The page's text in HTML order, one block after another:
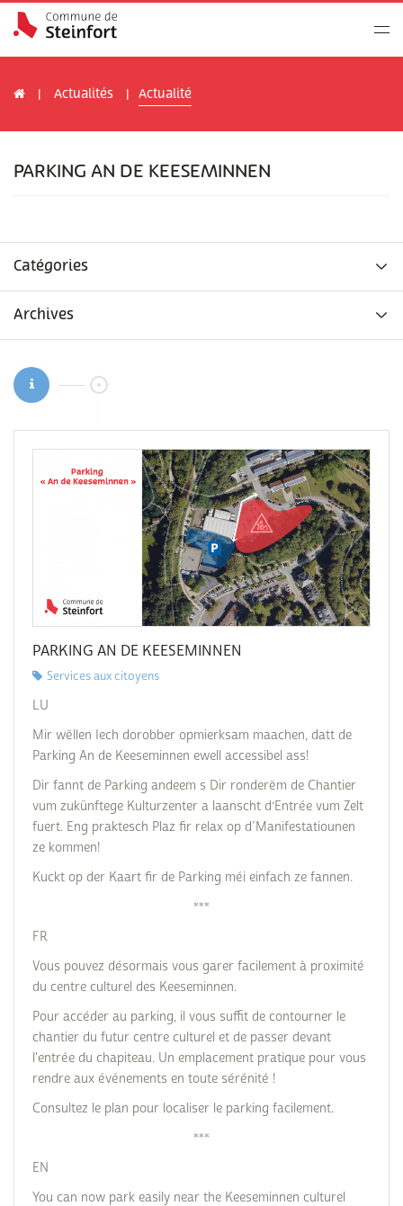
Actualités Actualité
PARKING AN DE KEESEMINNEN
Catégories
Archives
PARKING AN DE KEESEMINNEN
Services aux citoyens
LU
Mir wëllen Iech dorobber opmierksam maachen, datt de
Parking An de Keeseminnen ewell accessibel ass!
Dir fannt de Parking andeem s Dir ronderëm de Chantier
vum zukünftege Kulturzenter a laanscht d‘Entrée vum Zelt
fuert. Eng praktesch Plaz fir relax op d’Manifestatiounen
ze kommen!
Kuckt op der Kaart fir de Parking méi einfach ze fannen.
***
FR
Vous pouvez désormais vous garer facilement à proximité
du centre culturel des Keeseminnen.
Pour accéder au parking, il vous suffit de contourner le
chantier du futur centre culturel et de passer devant
l'entrée du chapiteau. Un emplacement pratique pour vous
rendre aux événements en toute sérénité !
Consultez le plan pour localiser le parking facilement.
***
EN
You can now park easily near the Keeseminnen culturel